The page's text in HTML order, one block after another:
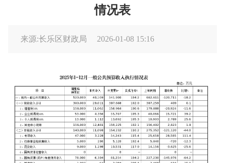
情况表
来源:长乐区财政局 2026-01-08 15:16